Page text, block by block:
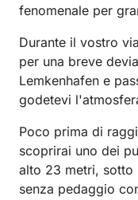
fenomenale per
Durante il vostro
per una breve
Lemkenhafen e
godetevi
Poco prima di
scoprirai uno dei
alto 23 metri, sotto
senza pedaggio